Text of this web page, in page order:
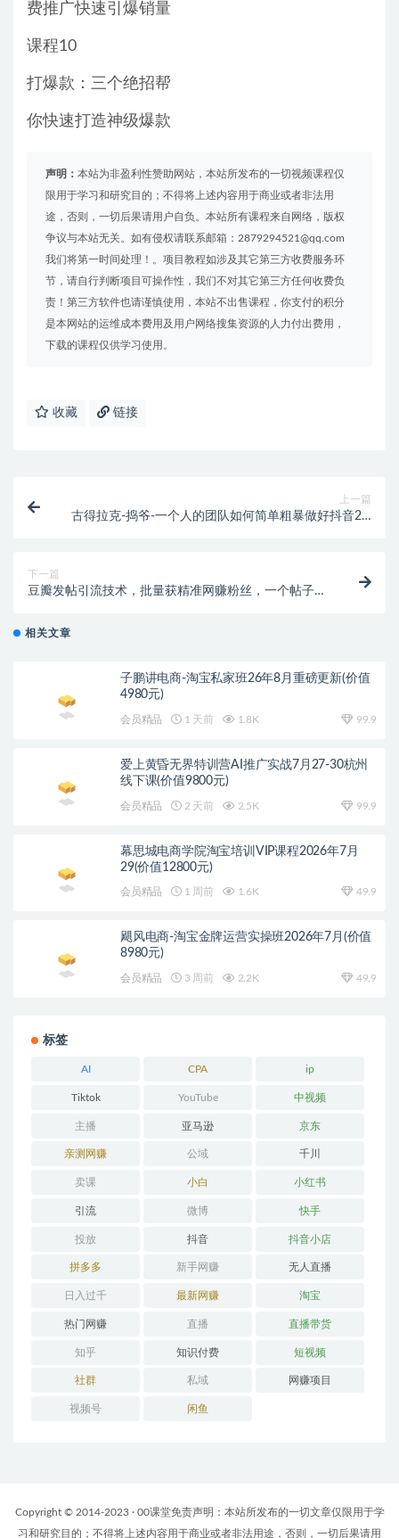
费推广快速引爆销量
课程10
打爆款：三个绝招帮
你快速打造神级爆款
声明： 本站为非盈利性赞助网站，本站所发布的一切视频课程仅
限用于学习和研究目的；不得将上述内容用于商业或者非法用
途，否则，一切后果请用户自负。本站所有课程来自网络，版权
争议与本站无关。如有侵权请联系邮箱：2879294521@qq.com
我们将第一时间处理！。项目教程如涉及其它第三方收费服务环
节，请自行判断项目可操作性，我们不对其它第三方任何收费负
责！第三方软件也请谨慎使用，本站不出售课程，你支付的积分
是本网站的运维成本费用及用户网络搜集资源的人力付出费用，
下载的课程仅供学习使用。
收藏 链接
上一篇
古得拉克-捣爷-一个人的团队如何简单粗暴做好抖音2.0
下一篇
豆瓣发帖引流技术，批量获精准网赚粉丝，一个帖子就
相关文章
子鹏讲电商-淘宝私家班26年8月重磅更新(价值
4980元)
会员精品 1 天前 1.8K 99.9
爱上黄昏无界特训营AI推广实战7月27-30杭州
线下课(价值9800元)
会员精品 2 天前 2.5K 99.9
幕思城电商学院淘宝培训VIP课程2026年7月
29(价值12800元)
会员精品 1 周前 1.6K 49.9
飓风电商-淘宝金牌运营实操班2026年7月(价值
8980元)
会员精品 3 周前 2.2K 49.9
标签
AI CPA ip
Tiktok YouTube 中视频
主播 亚马逊 京东
亲测网赚 公域 千川
卖课 小白 小红书
引流 微博 快手
投放 抖音 抖音小店
拼多多 新手网赚 无人直播
日入过千 最新网赚 淘宝
热门网赚 直播 直播带货
知乎 知识付费 短视频
社群 私域 网赚项目
视频号 闲鱼
Copyright © 2014-2023 · 00课堂免责声明：本站所发布的一切文章仅限用于学
习和研究目的；不得将上述内容用于商业或者非法用途，否则，一切后果请用